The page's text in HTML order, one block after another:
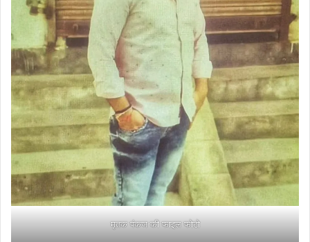
मृतक पंकज की फाइल फोटो